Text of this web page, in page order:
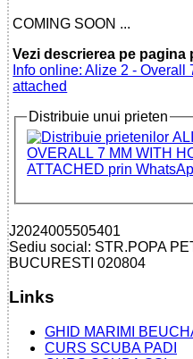
COMING SOON ...
Vezi descrierea pe
Info online: Alize 2 - Overall
attached
Distribuie unui prieten
J2024005505401
Sediu social: STR.POPA
BUCURESTI 020804
Links
GHID MARIMI
CURS SCUBA PADI